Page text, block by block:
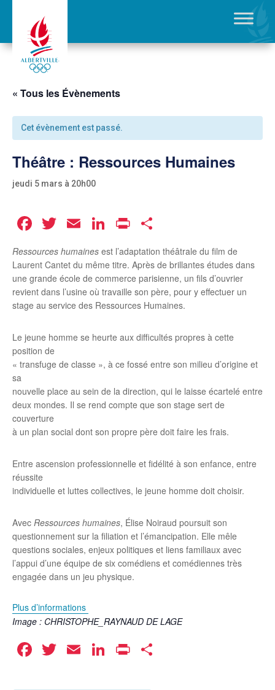
« Tous les Évènements
Cet évènement est passé.
Théâtre : Ressources Humaines
jeudi 5 mars à 20h00
Facebook
Twitter
EmailLinkedIn
Print
Ressources humaines est l’adaptation théâtrale du film de
Laurent Cantet du même titre. Après de brillantes études dans
une grande école de commerce parisienne, un fils d’ouvrier
revient dans l’usine où travaille son père, pour y effectuer un
stage au service des Ressources Humaines.
Le jeune homme se heurte aux difficultés propres à cette
position de
« transfuge de classe », à ce fossé entre son milieu d’origine et
sa
nouvelle place au sein de la direction, qui le laisse écartelé entre
deux mondes. Il se rend compte que son stage sert de
couverture
à un plan social dont son propre père doit faire les frais.
Entre ascension professionnelle et fidélité à son enfance, entre
réussite
individuelle et luttes collectives, le jeune homme doit choisir.
Avec Ressources humaines, Élise Noiraud poursuit son
questionnement sur la filiation et l’émancipation. Elle mêle
questions sociales, enjeux politiques et liens familiaux avec
l’appui d’une équipe de six comédiens et comédiennes très
engagée dans un jeu physique.
Plus d’informations
Image : CHRISTOPHE_RAYNAUD DE LAGE
Facebook
Twitter
EmailLinkedIn
Print